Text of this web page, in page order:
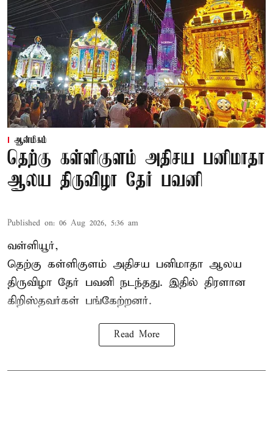
ஆன்மிகம்
தெற்கு கள்ளிகுளம் அதிசய பனிமாதா
ஆலய திருவிழா தேர் பவனி
Published on: 06 Aug 2026, 5:36 am
வள்ளியூர்,
தெற்கு கள்ளிகுளம் அதிசய பனிமாதா ஆலய
திருவிழா தேர் பவனி நடந்தது. இதில் திரளான
கிறிஸ்தவர்கள் பங்கேற்றனர்.
Read More